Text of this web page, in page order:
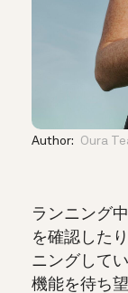
Author: Oura
ランニング
を確認した
ニングして
機能を待ち